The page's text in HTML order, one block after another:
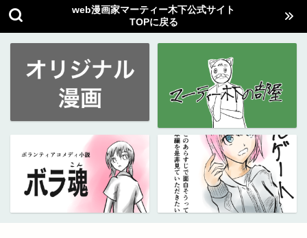
web漫画家マーティー木下公式サイト
TOPに戻る